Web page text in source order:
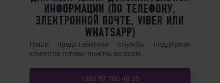
ИНФОРМАЦИИ (ПО ТЕЛЕФОНУ,
ЭЛЕКТРОННОЙ ПОЧТЕ, VIBER ИЛИ
WHATSAPP)
Наши представители службы поддержки
клиентов готовы помочь во всем.
+380 57 760 48 29